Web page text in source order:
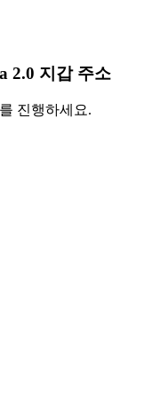
2.0 지갑 주소
진행하세요.